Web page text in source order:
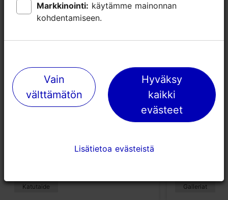
kanssa eli Endelin keppi"
Katutaide Galleriat
Markkinointi:
kohdentamiseen.
Vain
välttämätön
Hyväksy
kaikki
evästeet
Lisätietoa evästeistä
Markkinointi:
kohdentamiseen.
Vain
välttämätön
Hyväksy
kaikki
evästeet
Lisätietoa evästeistä